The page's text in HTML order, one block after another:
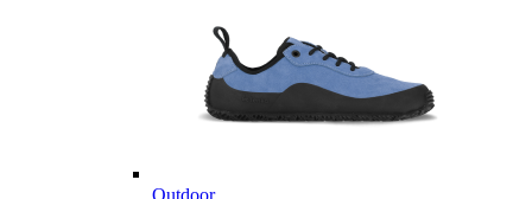
Outdoor